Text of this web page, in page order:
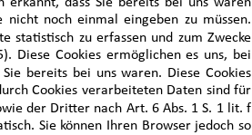
noch einmal eingeben zu müssen.
statistisch zu erfassen und zum Zwecke
Diese Cookies ermöglichen es uns, bei
bereits bei uns waren. Diese Cookies
Cookies verarbeiteten Daten sind für
der Dritter nach Art. 6 Abs. 1 S. 1 lit. f
Sie können Ihren Browser jedoch so